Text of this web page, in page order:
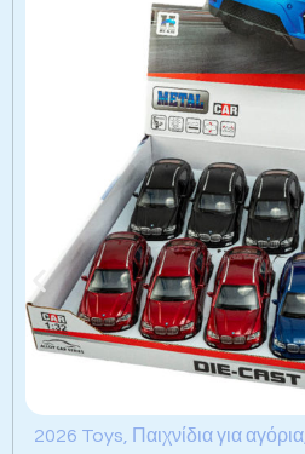
2026 Toys Παιχνίδια για αγόρια